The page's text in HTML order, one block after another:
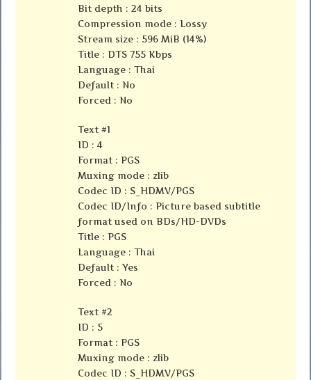
Bit depth : 24 bits
Compression mode : Lossy
Stream size : 596 MiB (14%)
Title : DTS 755 Kbps
Language : Thai
Default : No
Forced : No
Text #1
ID : 4
Format : PGS
Muxing mode : zlib
Codec ID : S_HDMV/PGS
Codec ID/Info : Picture based subtitle
format used on BDs/HD-DVDs
Title : PGS
Language : Thai
Default : Yes
Forced : No
Text #2
ID : 5
Format : PGS
Muxing mode : zlib
Codec ID : S_HDMV/PGS